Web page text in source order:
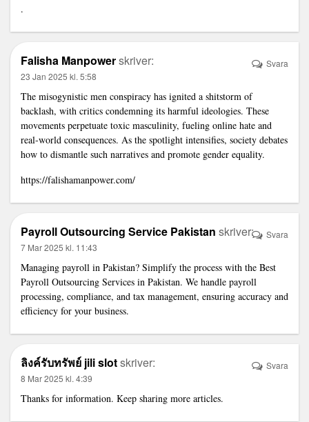
.
Falisha Manpowerskriver:
23 Jan 2025 kl. 5:58
The misogynistic men conspiracy has ignited a shitstorm of
backlash, with critics condemning its harmful ideologies. These
movements perpetuate toxic masculinity, fueling online hate and
real-world consequences. As the spotlight intensifies, society debates
how to dismantle such narratives and promote gender equality.
https://falishamanpower.com/
Svara
Payroll Outsourcing Service Pakistan skriver:
7 Mar 2025 kl. 11:43
Managing payroll in Pakistan? Simplify the process with the Best
Payroll Outsourcing Services in Pakistan. We handle payroll
processing, compliance, and tax management, ensuring accuracy and
efficiency for your business.
Svara
ลิงค์รับทรัพย์ jili slotskriver:
8 Mar 2025 kl. 4:39
Thanks for information. Keep sharing more articles.
Svara